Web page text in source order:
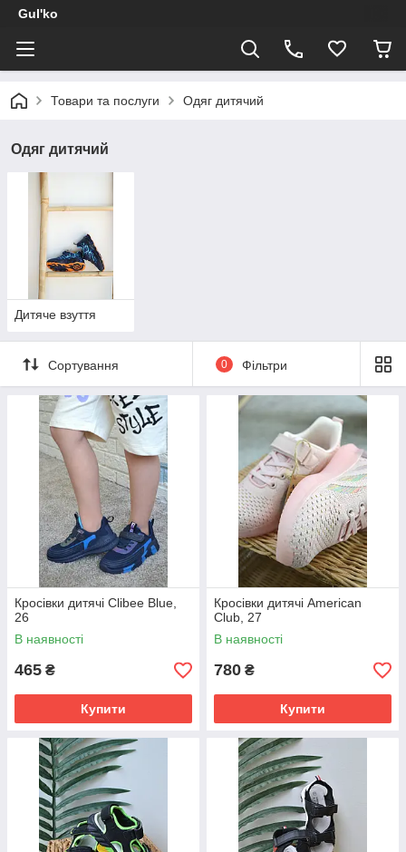
Gul'ko
Товари та послуги Одяг дитячий
Одяг дитячий
Дитяче взуття
Сортування 0 Фільтри
Кросівки дитячі Clibee Blue,
26
В наявності
465 ₴
Купити
Кросівки дитячі American
Club, 27
В наявності
780 ₴
Купити